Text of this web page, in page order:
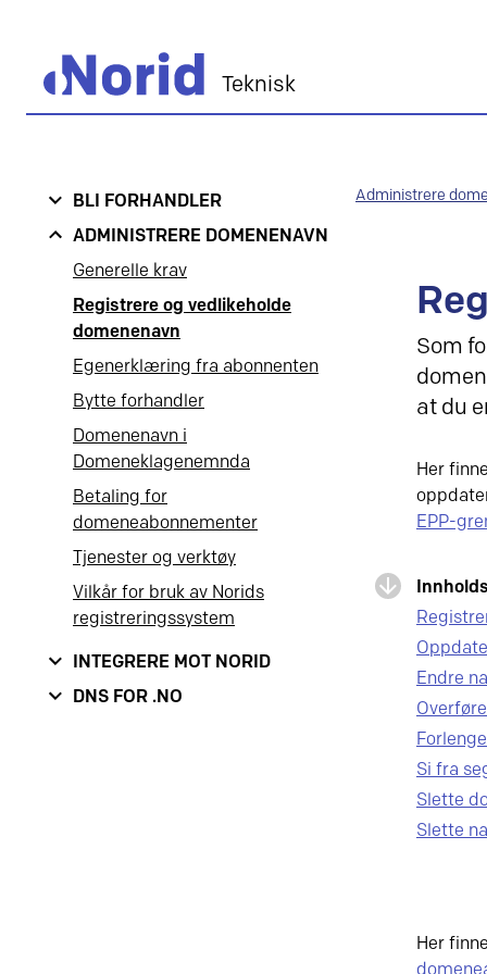
Teknisk
Administrere
Som
at du
Her
EPP-
Endre
Si fra
Slette
Slette
Her
BLI FORHANDLER
ADMINISTRERE DOMENENAVN
Generelle krav
Registrere og vedlikeholde
domenenavn
Egenerklæring fra abonnenten
Bytte forhandler
Domenenavn i
Domeneklagenemnda
Betaling for
domeneabonnementer
Tjenester og verktøy
Vilkår for bruk av Norids
registreringssystem
INTEGRERE MOT NORID
DNS FOR .NO